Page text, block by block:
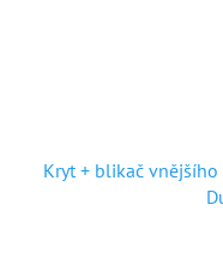
Kryt + blikač